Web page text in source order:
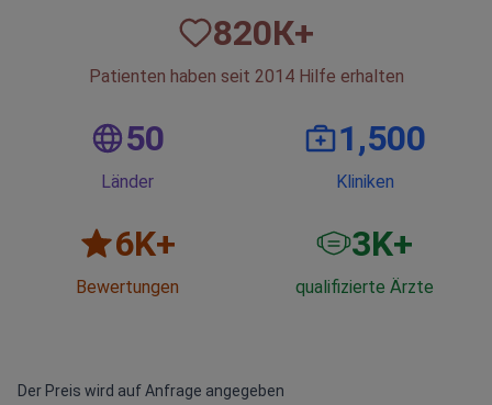
820К+
Patienten haben seit 2014 Hilfe erhalten
50
Länder
1,500
Kliniken
6K+
Bewertungen
3K+
qualifizierte Ärzte
Der Preis wird auf Anfrage angegeben